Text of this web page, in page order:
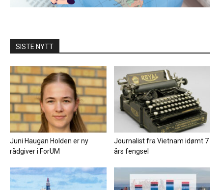
SISTE NYTT
Juni Haugan Holden er ny
rådgiver i ForUM
Journalist fra Vietnam idømt 7
års fengsel